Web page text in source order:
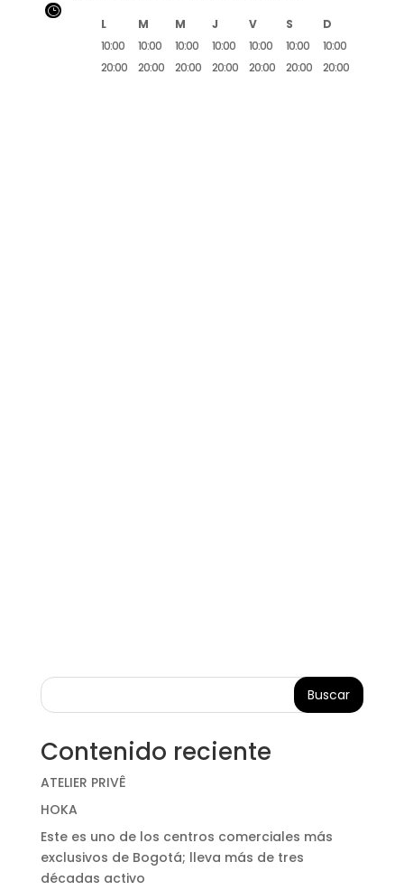
L M M J V S
D
10:00
20:00
10:00
20:00
10:00
20:00
10:00
20:00
10:00
20:00
10:00
20:00
10:00
20:00
}
Buscar
Contenido reciente
ATELIER PRIVÊ
HOKA
Este es uno de los centros comerciales más
exclusivos de Bogotá; lleva más de tres
décadas activo